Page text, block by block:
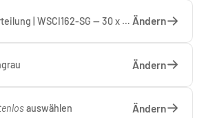
Fachverteilung | WSCI162-SG — 30 x 162 x 40 cm Ändern
Ändern
auswählen Ändern